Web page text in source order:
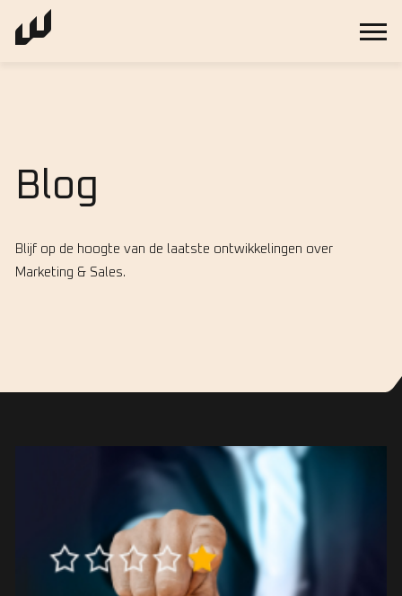
Blog
Blijf op de hoogte van de laatste ontwikkelingen over
Marketing & Sales.